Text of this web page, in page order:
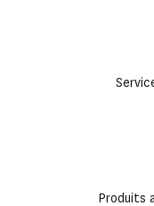
Produits